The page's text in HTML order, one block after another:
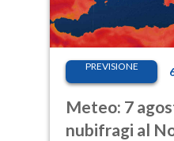
PREVISIONE
Meteo: 7
nubifragi al